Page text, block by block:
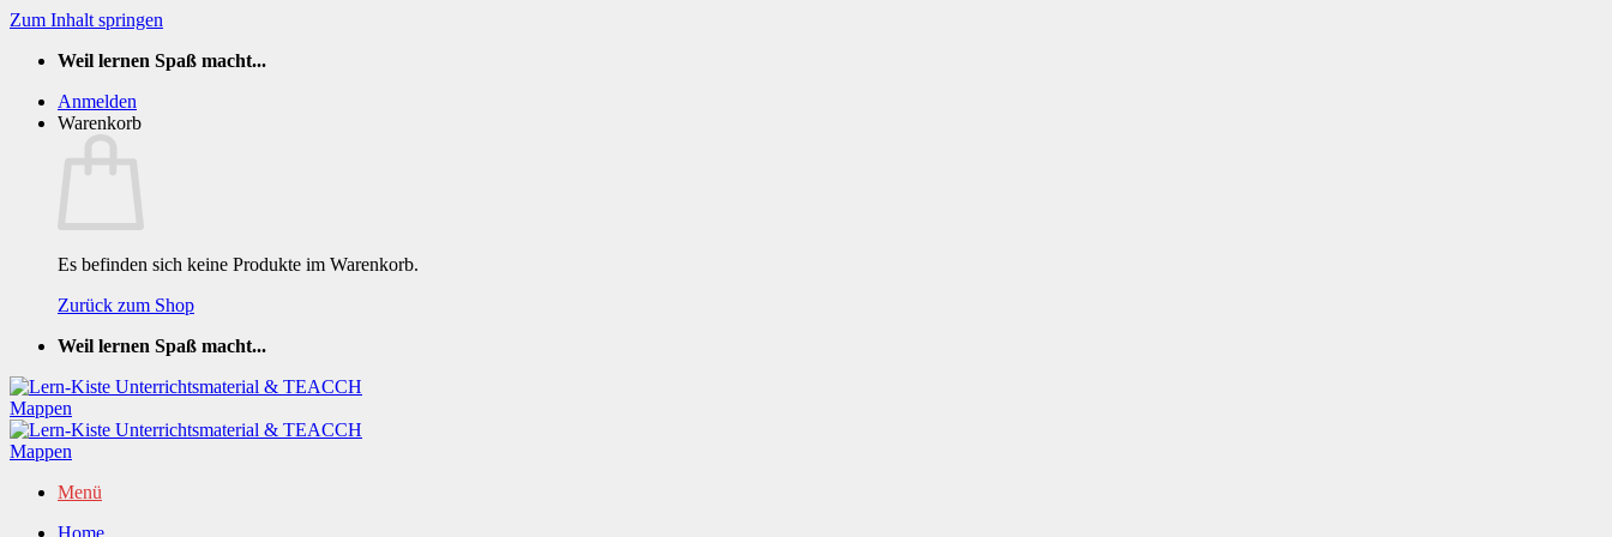
Zum Inhalt springen
Weil lernen Spaß macht...
Anmelden
Warenkorb
Es befinden sich keine Produkte im Warenkorb.
Zurück zum Shop
Weil lernen Spaß macht...
Menü
Home